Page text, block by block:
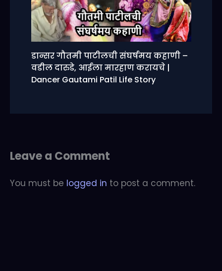
डान्सर गौतमी पाटीलची संघर्षमय कहाणी –
वडील दारुडे, आईला मारहाण करायचे |
Dancer Gautami Patil Life Story
Leave a Comment
You must be logged in to post a comment.